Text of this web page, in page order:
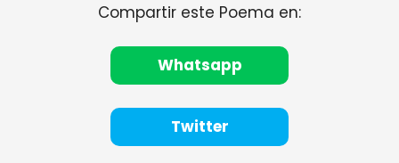
Compartir este Poema en:
Whatsapp
Twitter